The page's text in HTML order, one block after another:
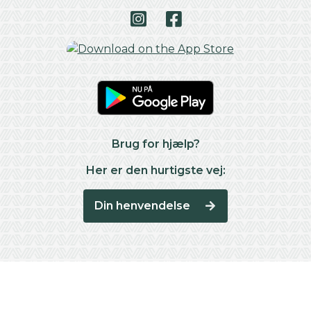
Brug for hjælp?
Her er den hurtigste vej:
Din henvendelse